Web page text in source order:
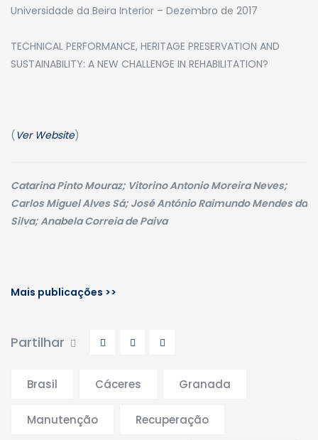
Universidade da Beira Interior – Dezembro de 2017
​TECHNICAL PERFORMANCE, HERITAGE PRESERVATION AND
SUSTAINABILITY: A NEW CHALLENGE IN REHABILITATION?
( Ver Website)
Catarina Pinto Mouraz; Vitorino Antonio Moreira Neves;
Carlos Miguel Alves Sá; José António Raimundo Mendes da
Silva; Anabela Correia de Paiva
Mais publicações >>
Partilhar
Brasil Cáceres Granada
Manutenção Recuperação